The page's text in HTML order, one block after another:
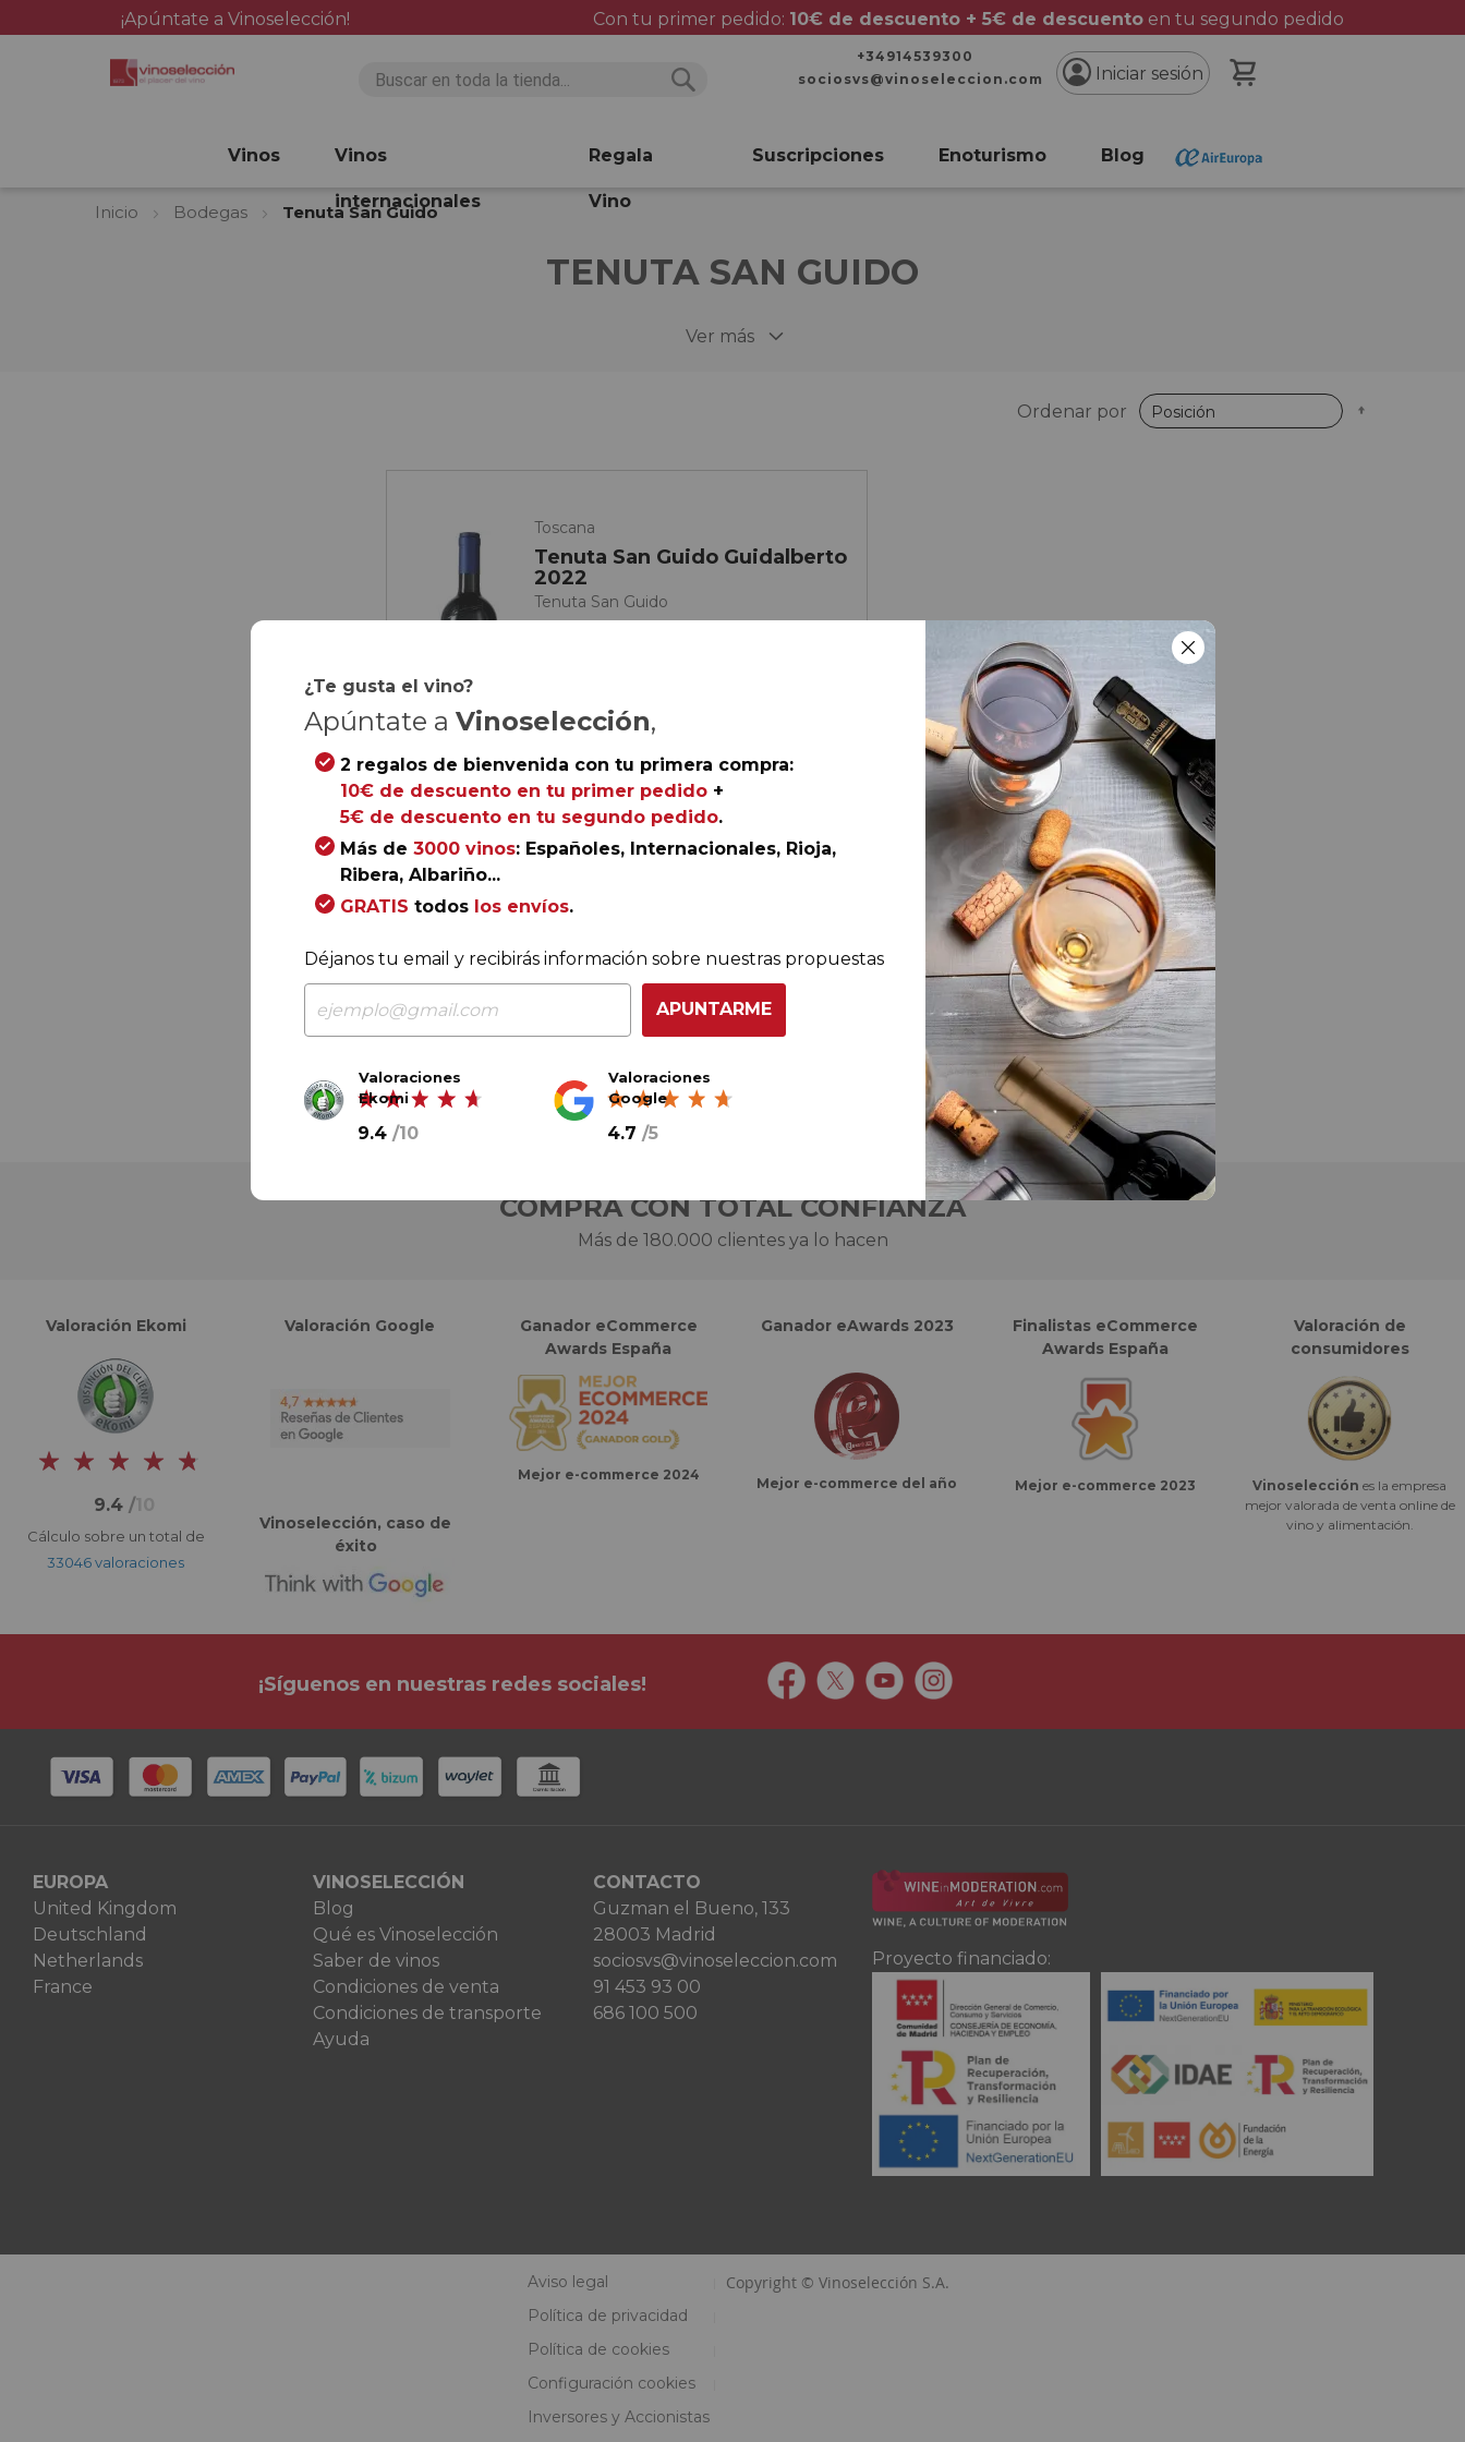
¡Apúntate a Vinoselección! Con tu primer pedido: 10€ de descuento + 5€ de descuentoen tu segundo pedido
+34914539300
sociosvs@vinoseleccion.com
Iniciar sesión
Vinos Vinos
internacionales
Regala
Vino
Suscripciones Enoturismo Blog
Inicio Bodegas Tenuta San Guido
TENUTA SAN GUIDO
Ver más
Ordenar por
Toscana
Tenuta San Guido Guidalberto
2022
Tenuta San Guido
65,60 €
AÑADIR AL CARRITO
COMPRA CON TOTAL CONFIANZA
Más de 180.000 clientes ya lo hacen
Valoración Ekomi
9.4 /10
Cálculo sobre un total de
33046 valoraciones
Valoración Google
Vinoselección, caso de
éxito
Ganador eCommerce
Awards España
Mejor e-commerce 2024
Ganador eAwards 2023
Mejor e-commerce del año
Finalistas eCommerce
Awards España
Mejor e-commerce 2023
Valoración de
consumidores
Vinoselección es la empresa
mejor valorada de venta online de
vino y alimentación.
¡Síguenos en nuestras redes sociales!
EUROPA
United Kingdom
Deutschland
Netherlands
France
VINOSELECCIÓN
Blog
Qué es Vinoselección
Saber de vinos
Condiciones de venta
Condiciones de transporte
Ayuda
CONTACTO
Guzman el Bueno, 133
28003 Madrid
sociosvs@vinoseleccion.com
91 453 93 00
686 100 500
Proyecto financiado:
Aviso legal
Política de privacidad
Política de cookies
Configuración cookies
Inversores y Accionistas
Copyright © Vinoselección S.A.
¿Te gusta el vino?
Apúntate a Vinoselección,
2 regalos de bienvenida con tu primera compra:
10€ de descuento en tu primer pedido+
5€ de descuento en tu segundo pedido.
Más de 3000 vinos: Españoles, Internacionales, Rioja,
Ribera, Albariño...
GRATIS todos los envíos.
Déjanos tu email y recibirás información sobre nuestras propuestas
APUNTARME
Valoraciones
Ekomi
9.4 /10
Valoraciones
Google
4.7 /5